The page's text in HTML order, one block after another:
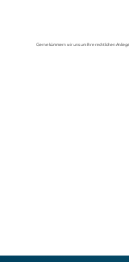
Gerne kümmern wir uns um Ihre rechtlichen